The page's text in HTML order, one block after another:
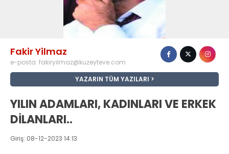
Fakir Yilmaz
e-posta: fakiryilmaz@kuzeyteve.com
YAZARIN TÜM YAZILARI
YILIN ADAMLARI, KADINLARI VE ERKEK
DİLANLARI..
Giriş: 08-12-2023 14:13